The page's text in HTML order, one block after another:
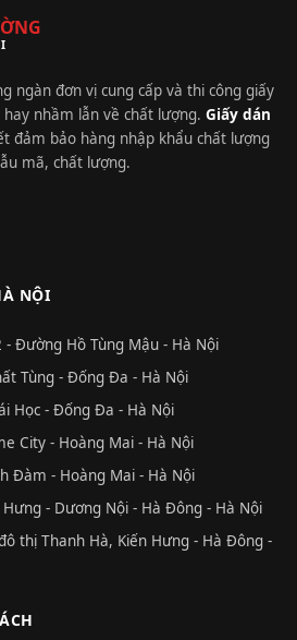
ngàn đơn vị cung cấp và thi công giấy
nhầm lẫn về chất lượng. Giấy dán
đảm bảo hàng nhập khẩu chất lượng
mã, chất lượng.
NỘI
- Đường Hồ Tùng Mậu - Hà Nội
Tùng - Đống Đa - Hà Nội
Học - Đống Đa - Hà Nội
City - Hoàng Mai - Hà Nội
Đàm - Hoàng Mai - Hà Nội
- Dương Nội - Hà Đông - Hà Nội
thị Thanh Hà, Kiến Hưng - Hà Đông -